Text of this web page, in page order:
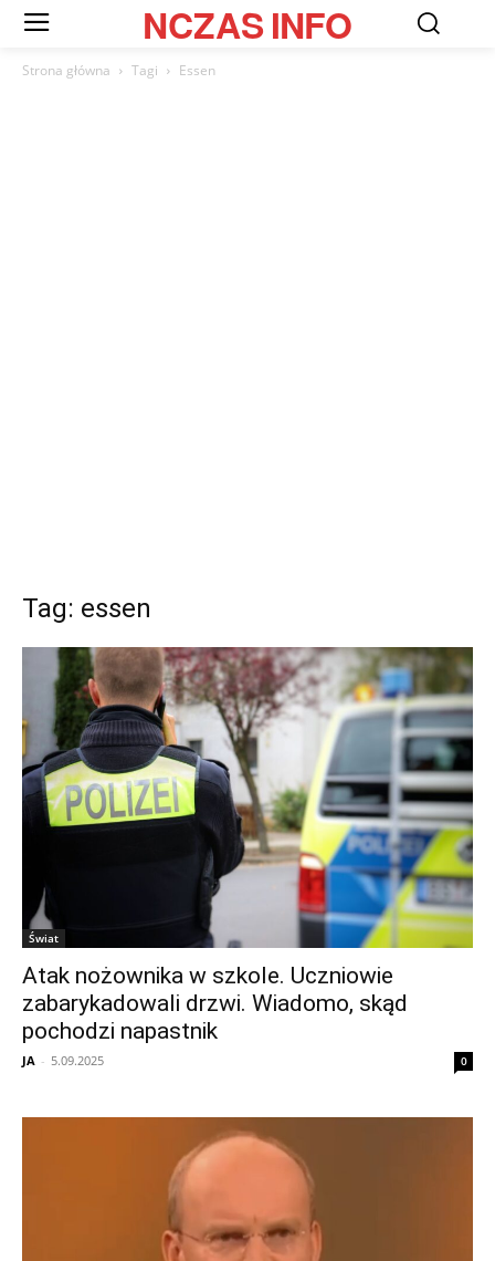
NCZASINFO
Strona główna Tagi Essen
Tag: essen
Świat
Atak nożownika w szkole. Uczniowie
zabarykadowali drzwi. Wiadomo, skąd
pochodzi napastnik
JA - 5.09.2025 0